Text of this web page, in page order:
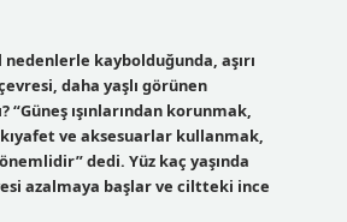
nedenlerle kaybolduğunda, aşırı
daha yaşlı görünen
ışınlarından korunmak,
ve aksesuarlar kullanmak,
dedi. Yüz kaç yaşında
azalmaya başlar ve ciltteki ince